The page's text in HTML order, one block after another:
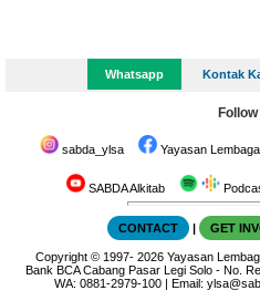
Whatsapp Kontak
sabda_ylsa Yayasan
SABDA Alkitab
CONTACT | GET
Copyright © 1997-2026Yayasan
Bank BCA Cabang Pasar Legi Solo - No.
WA:0881-2979-100 | Email: